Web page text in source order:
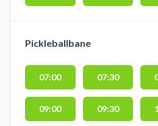
Pickleballbane
07:00 07:30
09:00 09:30